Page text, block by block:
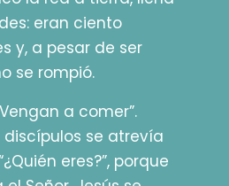
eran ciento
y, a pesar de ser
se rompió.
a comer”.
discípulos se atrevía
eres?”, porque